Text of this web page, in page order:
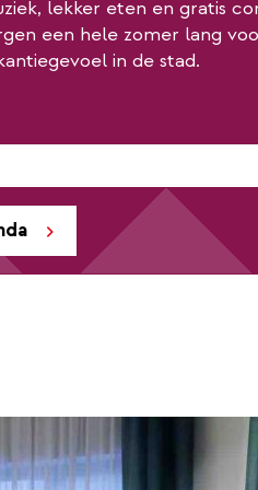
lekker eten en gratis
een hele zomer lang
in de stad.